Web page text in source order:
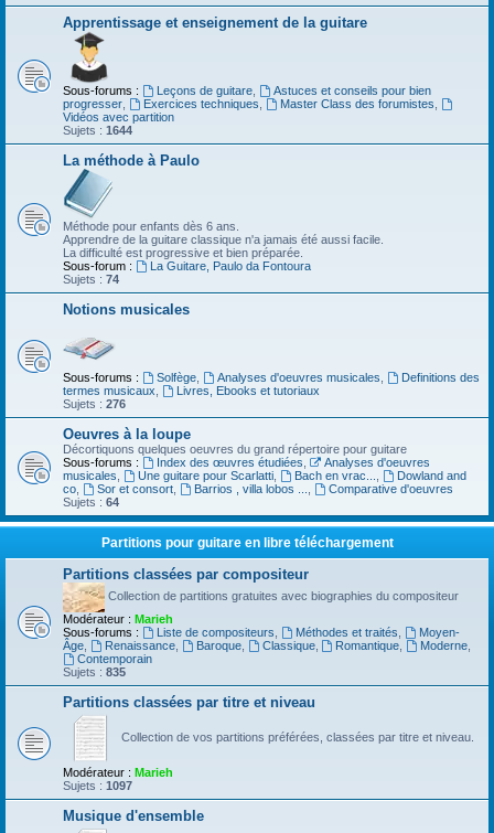
Apprentissage et enseignement de la guitare
Sous-forums : Leçons de guitare,
Astuces et conseils pour bien
progresser
Exercices techniques Master Class des forumistes
Vidéos avec partition
Sujets : 1644
La méthode à Paulo
Méthode pour enfants dès 6 ans.
Apprendre de la guitare classique n'a jamais été aussi facile.
La difficulté est progressive et bien préparée.
Sous-forum :
La Guitare, Paulo da Fontoura
Sujets : 74
Notions musicales
Sous-forums : Solfège, Analyses d'oeuvres musicales
Definitions des
termes musicaux
Livres, Ebooks et tutoriaux
Sujets : 276
Oeuvres à la loupe
Décortiquons quelques oeuvres du grand répertoire pour guitare
Sous-forums :
Index des œuvres étudiées
Analyses d'oeuvres
musicales
Une guitare pour Scarlatti, Bach en vrac...
Dowland and
co
Sor et consort, Barrios , villa lobos ...
Comparative d'oeuvres
Sujets : 64
Partitions pour guitare en libre téléchargement
Partitions classées par compositeur
Collection de partitions gratuites avec biographies du compositeur
Modérateur : Marieh
Sous-forums :
Liste de compositeurs Méthodes et traités
Moyen-
Âge
Renaissance, Baroque, Classique, Romantique Moderne
Contemporain
Sujets : 835
Partitions classées par titre et niveau
Collection de vos partitions préférées, classées par titre et niveau.
Modérateur : Marieh
Sujets : 1097
Musique d'ensemble